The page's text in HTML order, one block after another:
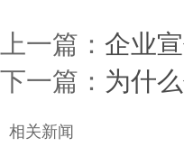
上一篇： 企业
下一篇： 为什
相关新闻